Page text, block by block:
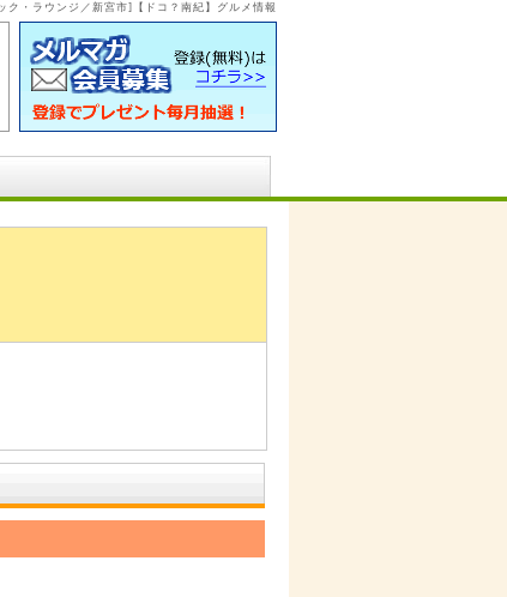
ク・ラウンジ／新宮市]【ドコ？南紀】グルメ情報